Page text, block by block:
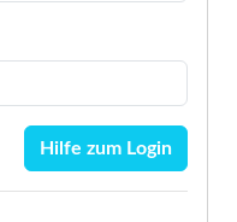
Hilfe zum Login